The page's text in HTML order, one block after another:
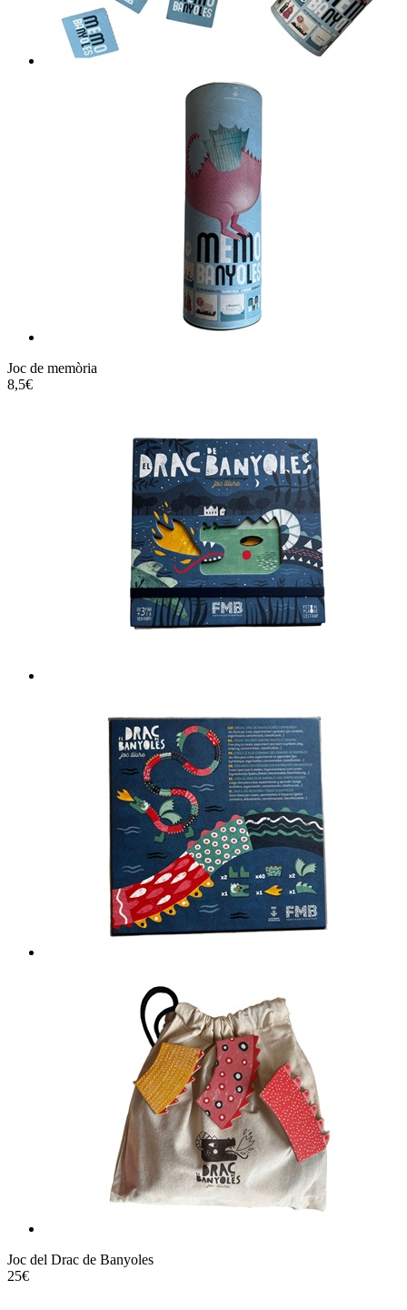
Joc de memòria
8,5€
Joc del Drac de Banyoles
25€